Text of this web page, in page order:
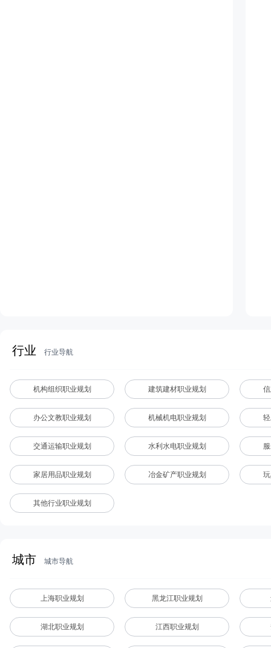
行业 行业导航
机构组织职业规划 建筑建材职业规划
办公文教职业规划 机械机电职业规划
交通运输职业规划 水利水电职业规划
家居用品职业规划 冶金矿产职业规划
其他行业职业规划
城市 城市导航
上海职业规划 黑龙江职业规划
湖北职业规划 江西职业规划